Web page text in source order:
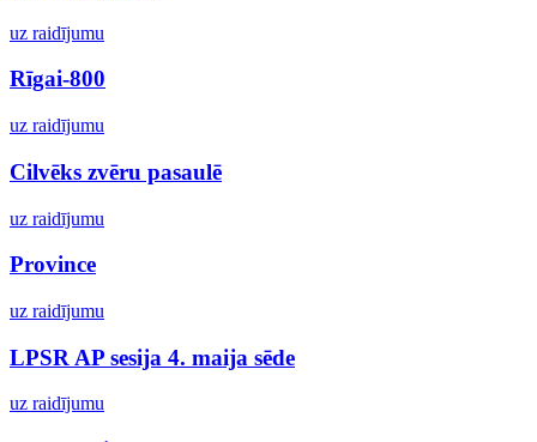
uz raidījumu
Rīgai-800
uz raidījumu
Cilvēks zvēru pasaulē
uz raidījumu
Province
uz raidījumu
LPSR AP sesija 4. maija sēde
uz raidījumu